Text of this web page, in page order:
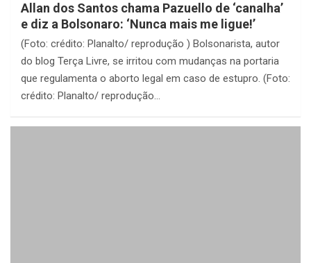
Allan dos Santos chama Pazuello de ‘canalha’
e diz a Bolsonaro: ‘Nunca mais me ligue!’
(Foto: crédito: Planalto/ reprodução ) Bolsonarista, autor
do blog Terça Livre, se irritou com mudanças na portaria
que regulamenta o aborto legal em caso de estupro. (Foto:
crédito: Planalto/ reprodução…